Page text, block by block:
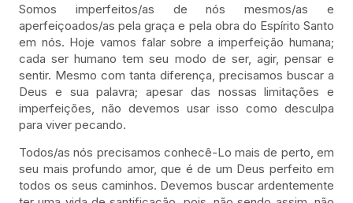
Somos imperfeitos/as de nós mesmos/as e
aperfeiçoados/as pela graça e pela obra do Espírito Santo
em nós. Hoje vamos falar sobre a imperfeição humana;
cada ser humano tem seu modo de ser, agir, pensar e
sentir. Mesmo com tanta diferença, precisamos buscar a
Deus e sua palavra; apesar das nossas limitações e
imperfeições, não devemos usar isso como desculpa
para viver pecando.
Todos/as nós precisamos conhecê-Lo mais de perto, em
seu mais profundo amor, que é de um Deus perfeito em
todos os seus caminhos. Devemos buscar ardentemente